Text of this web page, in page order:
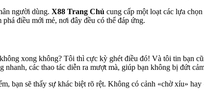
người dùng. X88 Trang Chủ cung cấp một loạt các lựa
điều mới mẻ, nơi đây đều có thể đáp ứng.
xong không? Tôi thì cực kỳ ghét điều đó! Và tôi tin bạn
các thao tác diễn ra mượt mà, giúp bạn không bị đứt
bạn sẽ thấy sự khác biệt rõ rệt. Không có cảnh «chờ xíu»